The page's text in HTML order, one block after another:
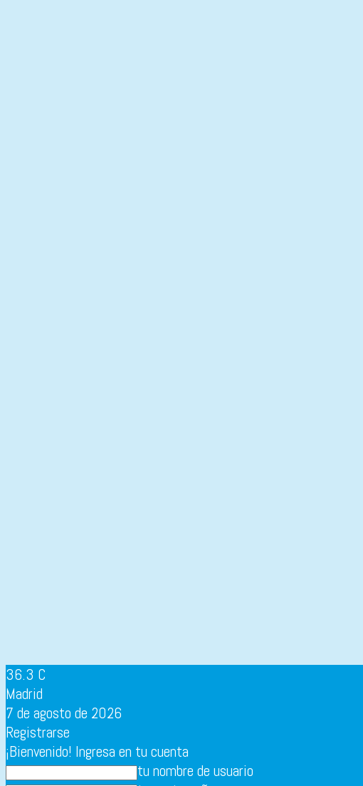
36.3 C
Madrid
7 de agosto de 2026
Registrarse
¡Bienvenido! Ingresa en tu cuenta
tu nombre de usuario